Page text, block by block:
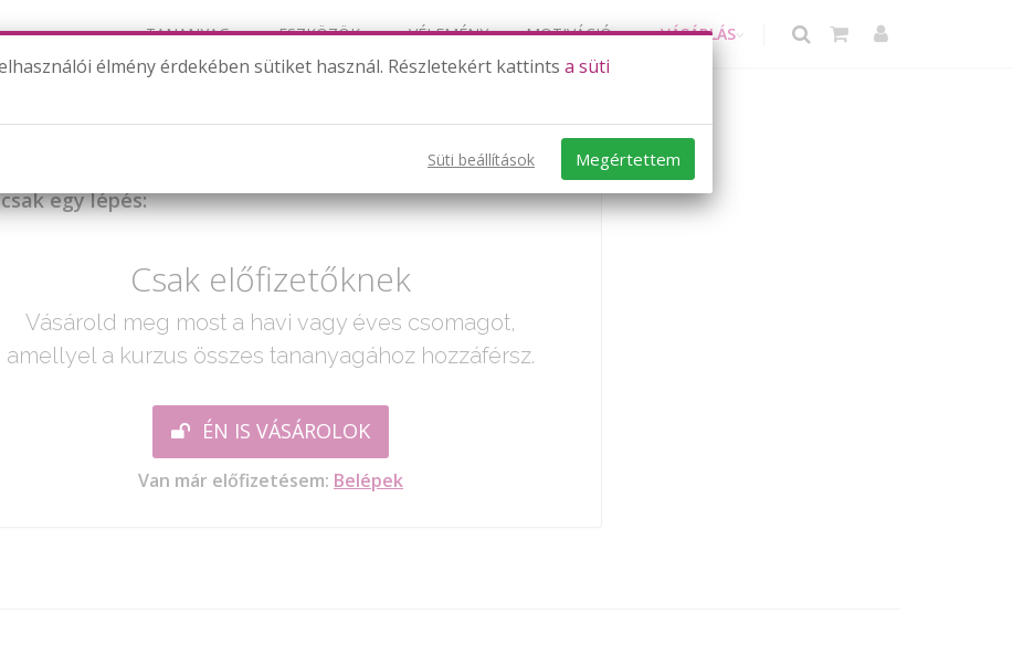
TANANYAG ESZKÖZÖK VÉLEMÉNY MOTIVÁCIÓ VÁSÁRLÁS
egy lépés:
Csak előfizetőknek
Vásárold meg most a havi vagy éves csomagot,
amellyel a kurzus összes tananyagához hozzáférsz.
ÉN IS VÁSÁROLOK
Van már előfizetésem: Belépek
élmény érdekében sütiket használ. Részletekért kattints a süti
Süti beállítások Megértettem